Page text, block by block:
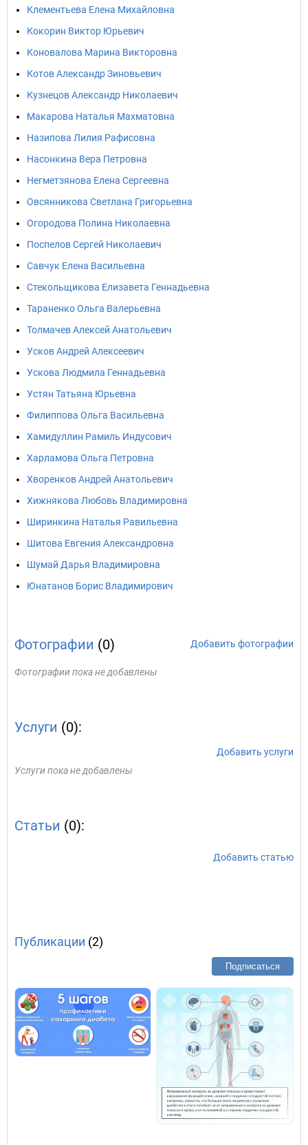
Клементьева Елена Михайловна
Кокорин Виктор Юрьевич
Коновалова Марина Викторовна
Котов Александр Зиновьевич
Кузнецов Александр Николаевич
Макарова Наталья Махматовна
Назипова Лилия Рафисовна
Насонкина Вера Петровна
Негметзянова Елена Сергеевна
Овсянникова Светлана Григорьевна
Огородова Полина Николаевна
Поспелов Сергей Николаевич
Савчук Елена Васильевна
Стекольщикова Елизавета Геннадьевна
Тараненко Ольга Валерьевна
Толмачев Алексей Анатольевич
Усков Андрей Алексеевич
Ускова Людмила Геннадьевна
Устян Татьяна Юрьевна
Филиппова Ольга Васильевна
Хамидуллин Рамиль Индусович
Харламова Ольга Петровна
Хворенков Андрей Анатольевич
Хижнякова Любовь Владимировна
Ширинкина Наталья Равильевна
Шитова Евгения Александровна
Шумай Дарья Владимировна
Юнатанов Борис Владимирович
Фотографии (0) Добавить фотографии
Фотографии пока не добавлены
Услуги (0):
Добавить услуги
Услуги пока не добавлены
Статьи (0):
Добавить статью
Публикации (2)
Подписаться